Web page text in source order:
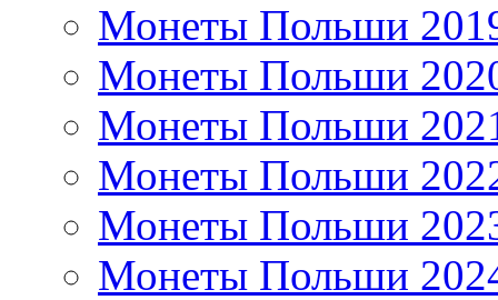
Монеты Польши
Монеты Польши
Монеты Польши
Монеты Польши
Монеты Польши
Монеты Польши